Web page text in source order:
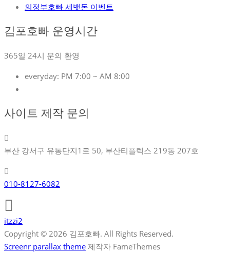
의정부호빠 세뱃돈 이벤트
김포호빠 운영시간
365일 24시 문의 환영
everyday: PM 7:00 ~ AM 8:00
사이트 제작 문의
부산 강서구 유통단지1로 50, 부산티플렉스 219동 207호
010-8127-6082
itzzi2
Copyright © 2026 김포호빠. All Rights Reserved.
Screenr parallax theme 제작자 FameThemes